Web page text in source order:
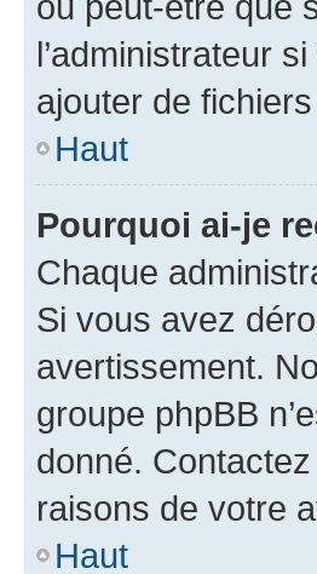
l’administrateur
ajouter de
Haut
Pourquoi ai-je
Chaque
Si vous avez
avertissement.
groupe phpBB
donné.
raisons de votre
Haut